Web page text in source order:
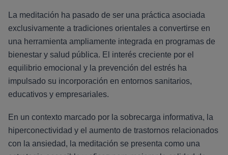
La meditación ha pasado de ser una práctica asociada
exclusivamente a tradiciones orientales a convertirse en
una herramienta ampliamente integrada en programas de
bienestar y salud pública. El interés creciente por el
equilibrio emocional y la prevención del estrés ha
impulsado su incorporación en entornos sanitarios,
educativos y empresariales.
En un contexto marcado por la sobrecarga informativa, la
hiperconectividad y el aumento de trastornos relacionados
con la ansiedad, la meditación se presenta como una